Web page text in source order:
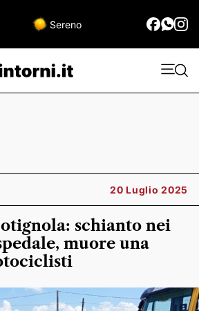
Sereno
20 Luglio 2025
schianto nei
muore una